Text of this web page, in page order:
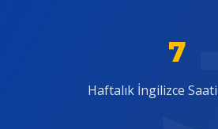
7
Haftalık İngilizce Saati